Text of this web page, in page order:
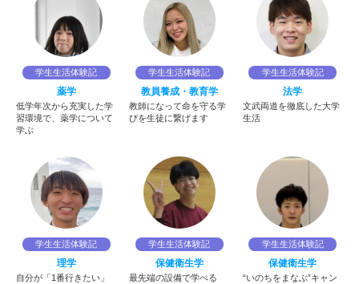
学生生活体験記
薬学
低学年次から充実した学
習環境で、薬学について
学ぶ
学生生活体験記
教員養成・教育学
教師になって命を守る学
びを生徒に繋げます
学生生活体験記
法学
文武両道を徹底した大学
生活
学生生活体験記
理学
自分が「1番行きたい」
学生生活体験記
保健衛生学
最先端の設備で学べる
学生生活体験記
保健衛生学
“いのちをまなぶ”キャン